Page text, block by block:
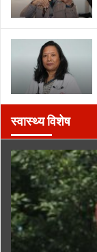
स्वास्थ्य विशेष